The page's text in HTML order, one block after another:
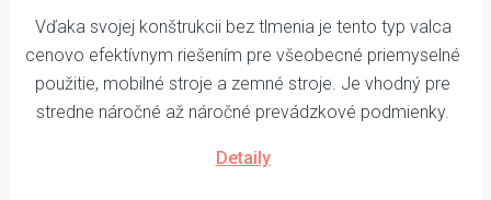
Vďaka svojej konštrukcii bez tlmenia je tento typ valca
cenovo efektívnym riešením pre všeobecné priemyselné
použitie, mobilné stroje a zemné stroje. Je vhodný pre
stredne náročné až náročné prevádzkové podmienky.
Detaily